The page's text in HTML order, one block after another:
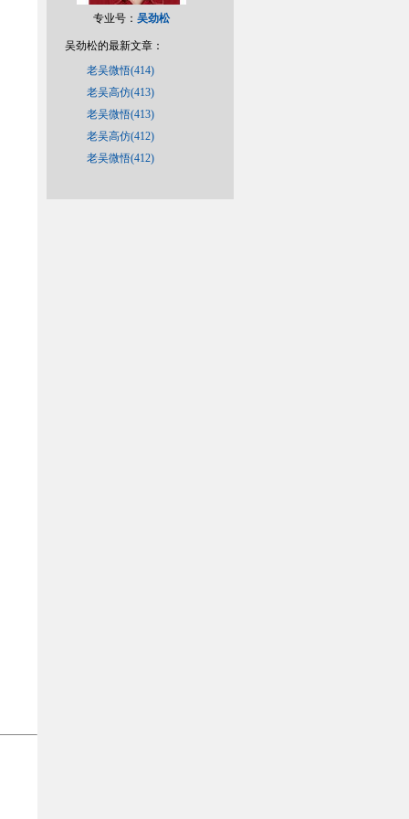
专业号： 吴劲松
吴劲松的最新文章：
老吴微悟(414)
老吴高仿(413)
老吴微悟(413)
老吴高仿(412)
老吴微悟(412)